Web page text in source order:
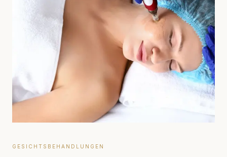
GESICHTSBEHANDLUNGEN